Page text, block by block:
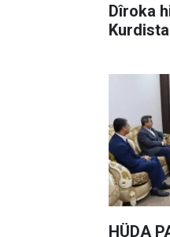
Dîroka
HÜDA